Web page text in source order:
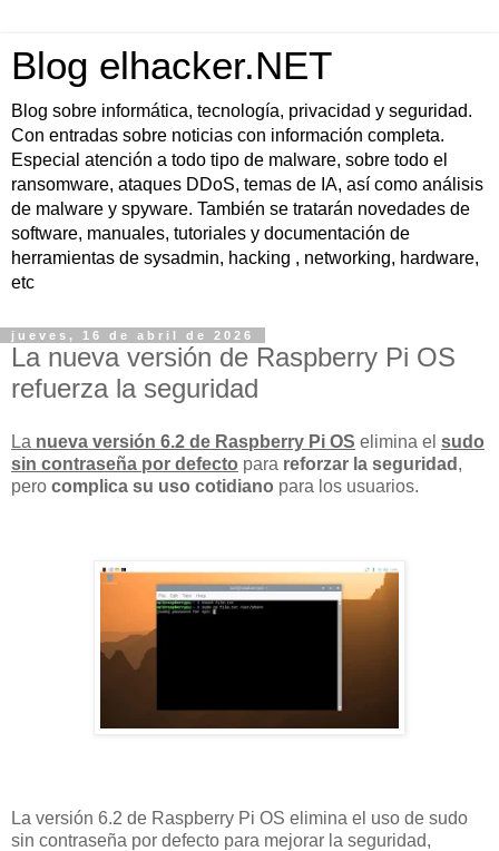
Blog elhacker.NET
Blog sobre informática, tecnología, privacidad y seguridad.
Con entradas sobre noticias con información completa.
Especial atención a todo tipo de malware, sobre todo el
ransomware, ataques DDoS, temas de IA, así como análisis
de malware y spyware. También se tratarán novedades de
software, manuales, tutoriales y documentación de
herramientas de sysadmin, hacking , networking, hardware,
etc
jueves, 16 de abril de 2026
La nueva versión de Raspberry Pi OS
refuerza la seguridad
La nueva versión 6.2 de Raspberry Pi OS elimina el sudo
sin contraseña por defecto para reforzar la seguridad ,
pero complica su uso cotidiano para los usuarios.
La versión 6.2 de Raspberry Pi OS elimina el uso de sudo
sin contraseña por defecto para mejorar la seguridad,